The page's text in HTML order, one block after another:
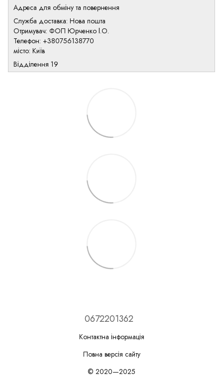
Адреса для обміну та повернення
Служба доставка: Нова пошта
Отримувач: ФОП Юрченко І.О.
Телефон: +380756138770
місто: Київ
Відділення 19
0672201362
Контактна інформація
Повна версія сайту
© 2020—2025